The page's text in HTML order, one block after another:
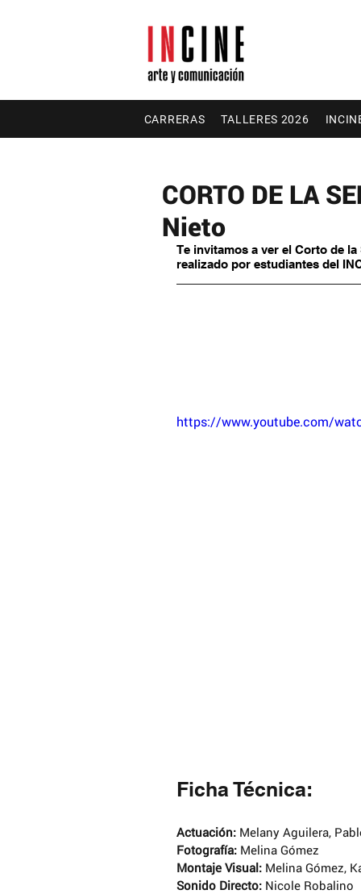
CARRERAS TALLERES 2026
CORTO DE LA
Nieto
Te invitamos a ver el Corto de la
realizado por estudiantes del
https://www.youtube.com/
Ficha Técnica:
Actuación: Melany Aguilera,
Fotografía: Melina Gómez
Montaje Visual: Melina Gómez,
Sonido Directo: Nicole Robalino